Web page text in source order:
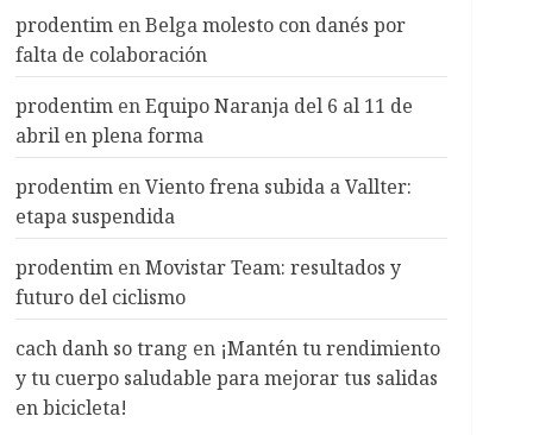
prodentimenBelga molesto con danés por
falta de colaboración
prodentimenEquipo Naranja del 6 al 11 de
abril en plena forma
prodentimenViento frena subida a Vallter:
etapa suspendida
prodentimenMovistar Team: resultados y
futuro del ciclismo
cach danh so trang en ¡Mantén tu rendimiento
y tu cuerpo saludable para mejorar tus salidas
en bicicleta!